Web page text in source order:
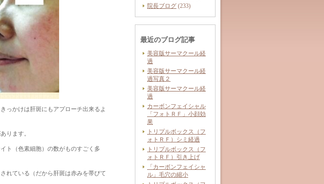
っかけは肝斑にもアプローチ出来るよ
ります。
ト（色素細胞）の数がものすごく多
れている（だから肝斑は赤みを帯びて
院長ブログ (233)
最近のブログ記事
美容版サーマクール経
過
美容版サーマクール経
過写真２
美容版サーマクール経
過
カーボンフェイシャル
「フォトＲＦ」小顔効
果
トリプルボックス（フ
ォトＲＦ）シミ経過
トリプルボックス（フ
ォトＲＦ）引き上げ
「カーボンフェイシャ
ル」毛穴の縮小